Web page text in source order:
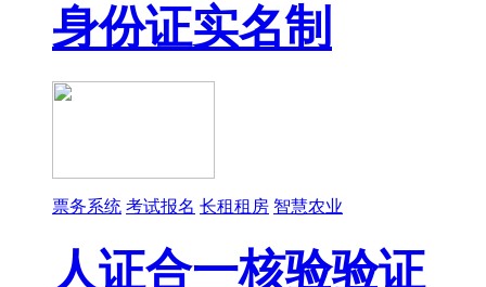
身份证实名制
票务系统 考试报名 长租租房 智慧农业
人证合一核验验证